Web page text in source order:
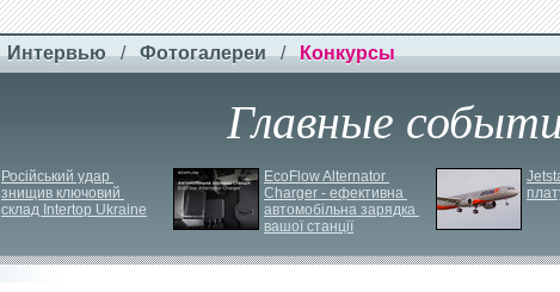
Интервью / Фотогалереи / Конкурсы
Главные
Російський удар
знищив ключовий
склад Intertop Ukraine
EcoFlow Alternator
Charger - ефективна
автомобільна зарядка
вашої станції